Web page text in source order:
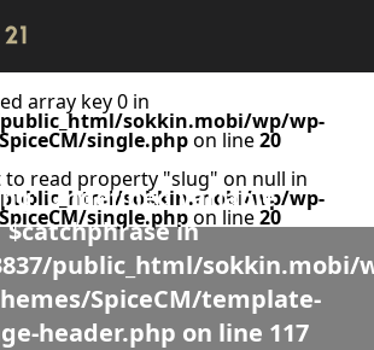
array key 0 in
sokkin.mobi/wp/wp-
single.phpon line20
to read property "slug" on null in
sokkin.mobi/wp/wp-
single.phpon line20
: Undefined variable
$catchphrase in
public_html/sokkin.mobi/
SpiceCM/template-
header.php on line 117